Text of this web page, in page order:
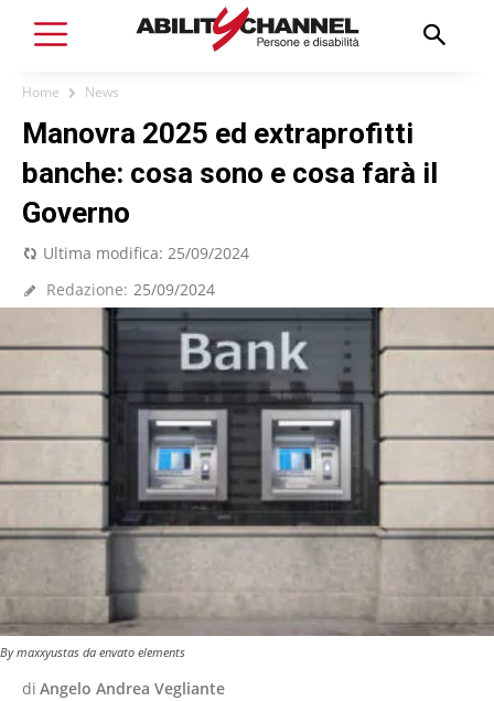
Home News
Manovra 2025 ed extraprofitti
banche: cosa sono e cosa farà il
Governo
Ultima modifica: 25/09/2024
Redazione: 25/09/2024
By maxxyustas da envato elements
di Angelo Andrea Vegliante